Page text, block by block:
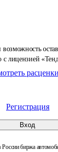
с лицензией
расценки
Регистрация
Вход
биржа